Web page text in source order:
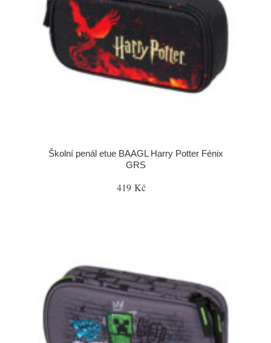
Školní penál etue BAAGL Harry Potter Fénix
GRS
419 Kč